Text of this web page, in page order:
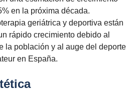
en la próxima década.
geriátrica y deportiva están
rápido crecimiento debido al
la población y al auge del deporte
en España.